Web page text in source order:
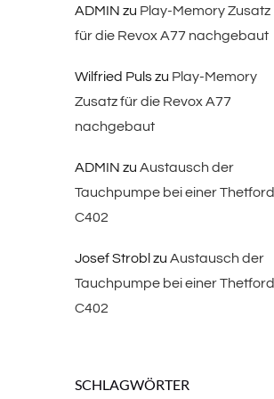
ADMIN zu Play-Memory Zusatz
für die Revox A77 nachgebaut
Wilfried Pulszu Play-Memory
Zusatz für die Revox A77
nachgebaut
ADMIN zu Austausch der
Tauchpumpe bei einer Thetford
C402
Josef Strobl zu Austausch der
Tauchpumpe bei einer Thetford
C402
SCHLAGWÖRTER